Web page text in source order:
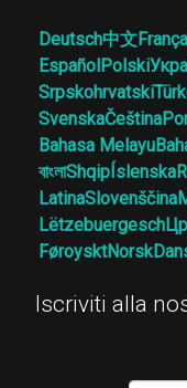
Deutsch中文
EspañolPolski
Srpskohrvatski
SvenskaČeština
Bahasa Melayu
বাংলাShqipÍslenska
LatinaSlovenščina
Lëtzebuergesch
FøroysktNorsk
Iscriviti alla